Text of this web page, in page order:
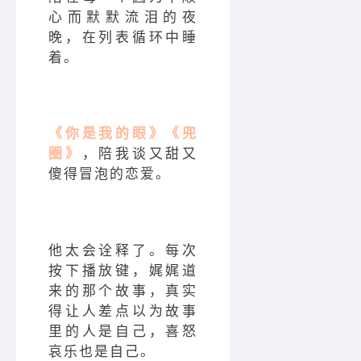
心而默默流泪的夜
晚，在列表循环中睡
着。
《你是我的眼》《兜
圈》
，陪我谈又甜又
傻得冒泡的恋爱。
他太会诠释了。每次
按下播放键，娓娓道
来的那个故事，真实
得让人差点以为故事
里的人是自己，喜怒
哀乐也是自己。